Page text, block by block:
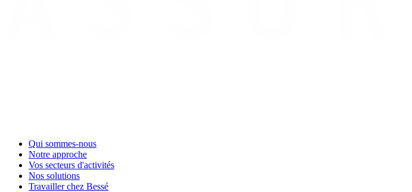
Qui sommes-nous
Notre approche
Vos secteurs d'activités
Nos solutions
Travailler chez Bessé